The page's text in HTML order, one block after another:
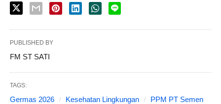
PUBLISHED BY
FM ST SATI
TAGS:
Germas 2026 Kesehatan Lingkungan
PPM PT Semen